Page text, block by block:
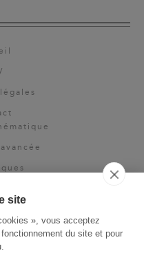
site
», vous acceptez
du site et pour
pro